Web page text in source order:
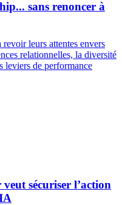
sans renoncer à
leurs attentes envers
relationnelles, la diversité
leviers de performance
sécuriser l’action